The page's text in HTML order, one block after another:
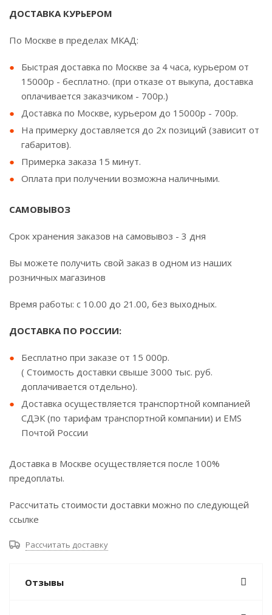
ДОСТАВКА КУРЬЕРОМ
По Москве в пределах МКАД:
Быстрая доставка по Москве за 4 часа, курьером от
15000р - бесплатно. (при отказе от выкупа, доставка
оплачивается заказчиком - 700р.)
Доставка по Москве, курьером до 15000р - 700р.
На примерку доставляется до 2х позиций (зависит от
габаритов).
Примерка заказа 15 минут.
Оплата при получении возможна наличными.
САМОВЫВОЗ
Срок хранения заказов на самовывоз - 3 дня
Вы можете получить свой заказ в одном из наших
розничных магазинов
Время работы: с 10.00 до 21.00, без выходных.
ДОСТАВКА ПО РОССИИ:
Бесплатно при заказе от 15 000р.
( Стоимость доставки свыше 3000 тыс. руб.
доплачивается отдельно).
Доставка осуществляется транспортной компанией
СДЭК (по тарифам транспортной компании) и EMS
Почтой России
Доставка в Москве осуществляется после 100%
предоплаты.
Рассчитать стоимости доставки можно по следующей
ссылке
Рассчитать доставку
Отзывы